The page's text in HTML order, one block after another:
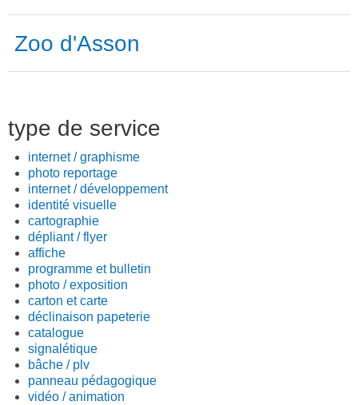
Zoo d'Asson
type de service
internet / graphisme
photo reportage
internet / développement
identité visuelle
cartographie
dépliant / flyer
affiche
programme et bulletin
photo / exposition
carton et carte
déclinaison papeterie
catalogue
signalétique
bâche / plv
panneau pédagogique
vidéo / animation